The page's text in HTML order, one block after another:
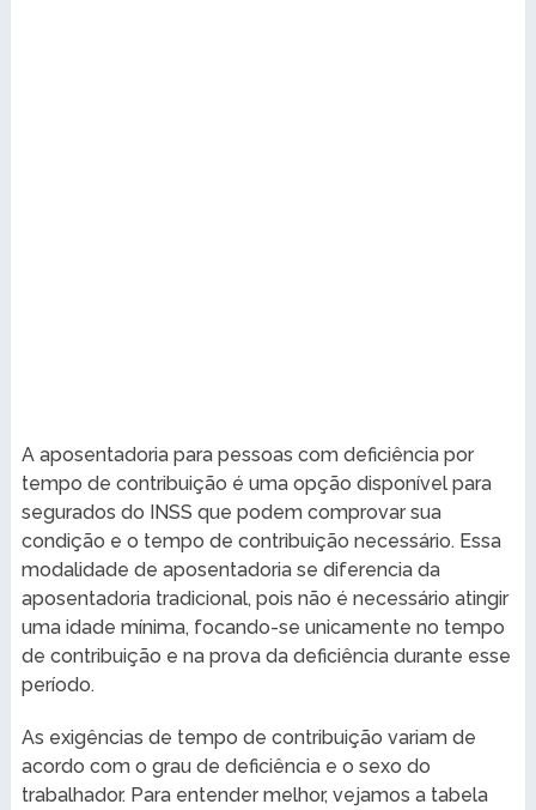
A aposentadoria para pessoas com deficiência por
tempo de contribuição é uma opção disponível para
segurados do INSS que podem comprovar sua
condição e o tempo de contribuição necessário. Essa
modalidade de aposentadoria se diferencia da
aposentadoria tradicional, pois não é necessário atingir
uma idade mínima, focando-se unicamente no tempo
de contribuição e na prova da deficiência durante esse
período.
As exigências de tempo de contribuição variam de
acordo com o grau de deficiência e o sexo do
trabalhador. Para entender melhor, vejamos a tabela